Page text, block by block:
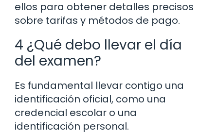
ellos para obtener detalles precisos
sobre tarifas y métodos de pago.
4 ¿Qué debo llevar el día
del examen?
Es fundamental llevar contigo una
identificación oficial, como una
credencial escolar o una
identificación personal.